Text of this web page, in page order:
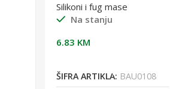
malter reibputz
25/1
Silikoni i fug mase
Na stanju
6.83 KM
ŠIFRA ARTIKLA: BAU0108